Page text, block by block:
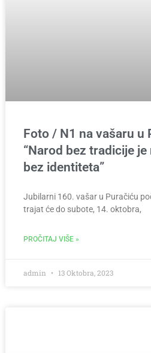
Foto / N1 na vašaru u
“Narod bez tradicije je
bez identiteta”
Jubilarni 160. vašar u Puračiću
trajat će do subote, 14. oktobra,
PROČITAJ VIŠE »
admin 13 Oktobra, 2023